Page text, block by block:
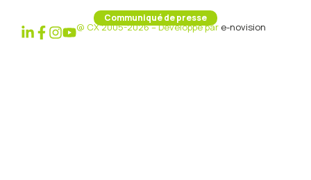
@ CX 2005-2026 – Développé par e-novision
Communiqué de presse